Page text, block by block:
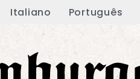
Italiano Português